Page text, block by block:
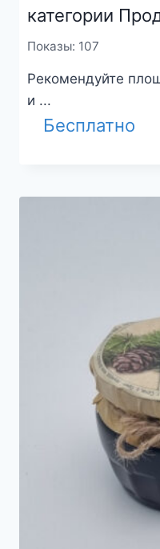
категории
Показы: 107
Рекомендуйте
и ...
Бесплатно